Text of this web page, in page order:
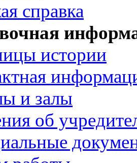
справка
истории
и залы
об